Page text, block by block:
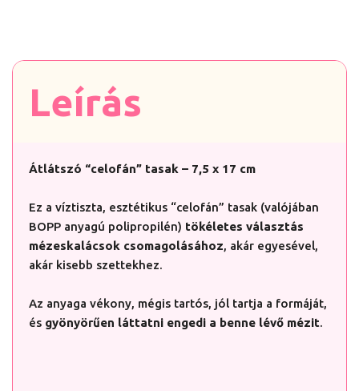
Leírás
Átlátszó “celofán” tasak – 7,5 x 17 cm
Ez a víztiszta, esztétikus “celofán” tasak (valójában
BOPP anyagú polipropilén) tökéletes választás
mézeskalácsok csomagolásához, akár egyesével,
akár kisebb szettekhez.
Az anyaga vékony, mégis tartós, jól tartja a formáját,
és gyönyörűen láttatni engedi a benne lévő mézit.